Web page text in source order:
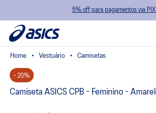
5% off para pagamentos via PIX!
Vestuário Camisetas
- 20%
Camiseta ASICS CPB - Feminino -